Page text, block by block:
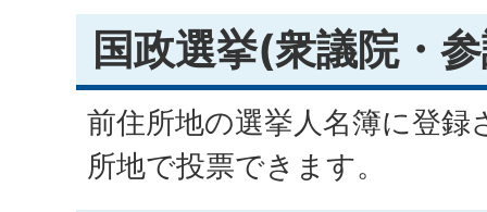
国政選挙(衆議院・
前住所地の選挙人名簿に登録
所地で投票できます。